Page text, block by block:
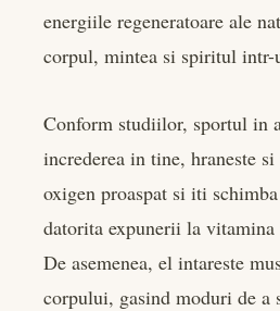
energiile regeneratoare ale
corpul, mintea si spiritul intr-
Conform studiilor, sportul in
increderea in tine, hraneste
oxigen proaspat si iti
datorita expunerii la vitamina
De asemenea, el intareste
corpului, gasind moduri de a